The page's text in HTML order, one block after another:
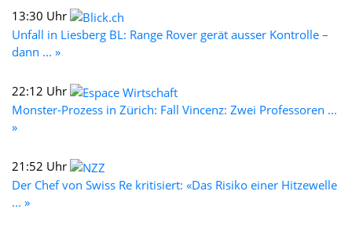
13:30 Uhr
Unfall in Liesberg BL: Range Rover gerät ausser Kontrolle –
dann ... »
22:12 Uhr
Monster-Prozess in Zürich: Fall Vincenz: Zwei Professoren ...
»
21:52 Uhr
Der Chef von Swiss Re kritisiert: «Das Risiko einer Hitzewelle
... »